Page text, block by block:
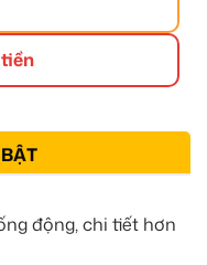
động, chi tiết hơn